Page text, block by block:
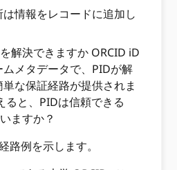
情報をレコードに追加し
解決できますか ORCID iD
メタデータで、PIDが解
な保証経路が提供されま
ると、PIDは信頼できる
ますか？
路例を示します。